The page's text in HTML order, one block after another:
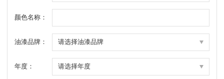
颜色名称：
油漆品牌：
年度：